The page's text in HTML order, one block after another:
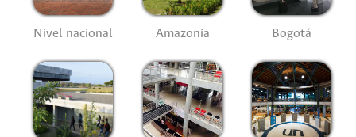
Nivel nacional Amazonía Bogotá